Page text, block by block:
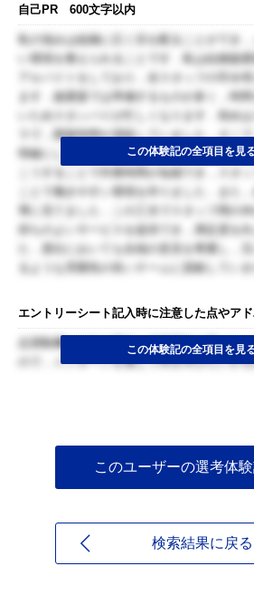
自己PR 600文字以内
私の強みは組織に広く目を配ることができ
い環境を整えられることです．私は結婚披
ます．披露宴では準備するものが多く，時
いためスタンバイが忙しくなります．初め
ラで，開宴時間が遅延していました．そこ
明確にし，スタッフの性格や習熟度を考慮
こうすることで作業時間が短縮でき，スタ
ことで働きやすい環境を作りました．また
持ちのよいサービスを提供でき，満足度を
た．貴社においても自他の意見を尊重し，
るような雰囲気の良いチームに貢献していき
この体験記の全項目を見
エントリーシート記入時に注意した点やア
志望動機は会社の歴史，経営理念を調べた
ので，インターンを通じて何を学びたいか
この体験記の全項目を見
このユーザーの選考体
検索結果に戻る